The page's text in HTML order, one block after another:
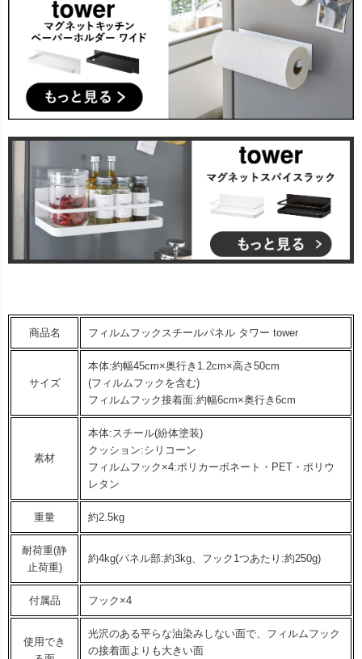
商品名 フィルムフックスチールパネル タワー tower
サイズ
本体:約幅45cm×奥行き1.2cm×高さ50cm
(フィルムフックを含む)
フィルムフック接着面:約幅6cm×奥行き6cm
素材
本体:スチール(紛体塗装)
クッション:シリコーン
フィルムフック×4:ポリカーボネート・PET・ポリウ
レタン
重量 約2.5kg
耐荷重(静
止荷重)
約4kg(パネル部:約3kg、フック1つあたり:約250g)
付属品 フック×4
使用でき
光沢のある平らな油染みしない面で、フィルムフック
の接着面よりも大きい面